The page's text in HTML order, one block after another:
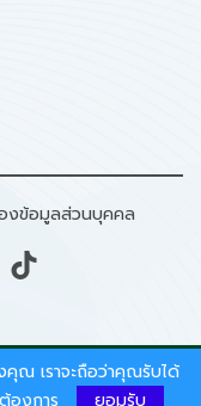
งข้อมูลส่วนบุคคล
TikTok
โยบายและแผน
คุณ เราจะถือว่าคุณรับได้
องการ
ยอมรับ